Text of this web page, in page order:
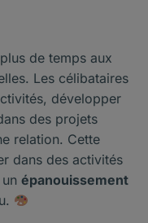
de temps aux
Les célibataires
développer
des projets
relation. Cette
dans des activités
épanouissement